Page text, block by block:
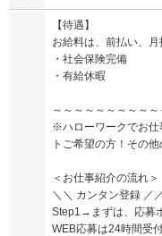
【待遇】
お給料は、前払い、
・社会保険完備
・有給休暇
～～～～～～～～～
※ハローワークでお仕
トご希望の方！その
＜お仕事紹介の流れ＞
＼＼ カンタン登録 ／／
Step1→まずは、応募
WEB応募は24時間受